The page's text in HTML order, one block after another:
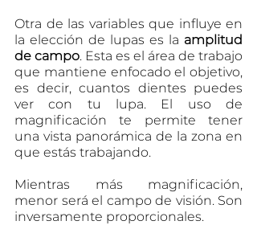
Otra de las variables que influye en
la elección de lupas es la amplitud
de campo. Esta es el área de trabajo
que mantiene enfocado el objetivo,
es decir, cuantos dientes puedes
ver con tu lupa. El uso de
magnificación te permite tener
una vista panorámica de la zona en
que estás trabajando.
Mientras más magnificación,
menor será el campo de visión. Son
inversamente proporcionales.